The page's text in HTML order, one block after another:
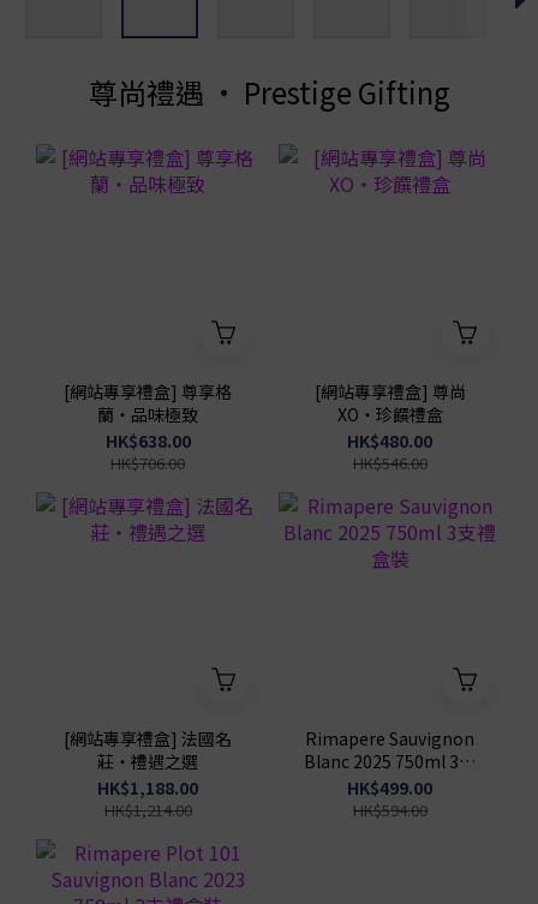
尊尚禮遇 • Prestige Gifting
[網站專享禮盒] 尊享格
蘭・品味極致
HK$638.00
HK$706.00
[網站專享禮盒] 尊尚
XO・珍饌禮盒
HK$480.00
HK$546.00
[網站專享禮盒] 法國名
莊・禮遇之選
HK$1,188.00
HK$1,214.00
Rimapere Sauvignon
Blanc 2025 750ml 3支
禮盒裝
HK$499.00
HK$594.00